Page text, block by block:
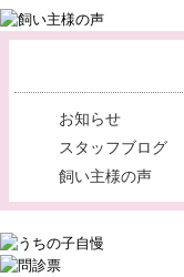
お知らせ
スタッフブログ
飼い主様の声